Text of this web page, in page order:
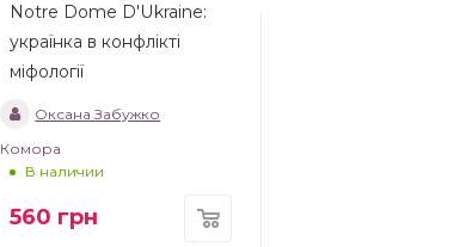
Notre Dome D'Ukraine:
українка в конфлікті
міфології
Оксана Забужко
Комора
В наличии
560 грн